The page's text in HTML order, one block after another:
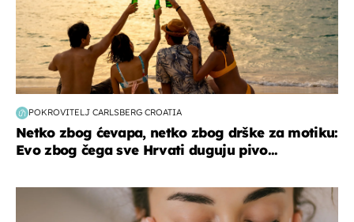
POKROVITELJ CARLSBERG CROATIA
Netko zbog ćevapa, netko zbog drške za motiku:
Evo zbog čega sve Hrvati duguju pivo...
moda & ljepota